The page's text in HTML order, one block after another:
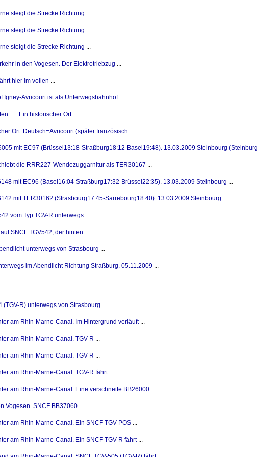
steigt die Strecke Richtung ...
steigt die Strecke Richtung ...
steigt die Strecke Richtung ...
in den Vogesen. Der Elektrotriebzug ...
hier im vollen ...
Igney-Avricourt ist als Unterwegsbahnhof...
Ein historischer Ort: ...
Ort: Deutsch=Avricourt (später französisch ...
mit EC97 (Brüssel13:18-Straßburg18:12-Basel19:48). 13.03.2009 Steinbourg
die RRR227-Wendezuggarnitur als TER30167 ...
mit EC96 (Basel16:04-Straßburg17:32-Brüssel22:35). 13.03.2009 Steinbourg ...
mit TER30162 (Strasbourg17:45-Sarrebourg18:40). 13.03.2009 Steinbourg ...
vom Typ TGV-R unterwegs ...
SNCF TGV542, der hinten ...
unterwegs von Strasbourg ...
im Abendlicht Richtung Straßburg. 05.11.2009 ...
(TGV-R) unterwegs von Strasbourg ...
am Rhin-Marne-Canal. Im Hintergrund verläuft...
am Rhin-Marne-Canal. TGV-R ...
am Rhin-Marne-Canal. TGV-R ...
am Rhin-Marne-Canal. TGV-R fährt...
am Rhin-Marne-Canal. Eine verschneite BB26000 ...
Vogesen. SNCF BB37060 ...
am Rhin-Marne-Canal. Ein SNCF TGV-POS ...
am Rhin-Marne-Canal. Ein SNCF TGV-R fährt...